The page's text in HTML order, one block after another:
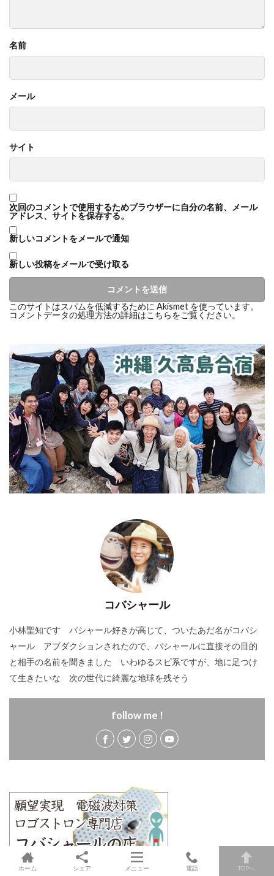
名前
メール
サイト
次回のコメントで使用するためブラウザーに自分の名前、メール
アドレス、サイトを保存する。
新しいコメントをメールで通知
新しい投稿をメールで受け取る
このサイトはスパムを低減するために Akismet を使っています。
コメントデータの処理方法の詳細はこちらをご覧ください。
コバシャール
小林聖知です バシャール好きが高じて、ついたあだ名がコバシ
ャール アブダクションされたので、バシャールに直接その目的
と相手の名前を聞きました いわゆるスピ系ですが、地に足つけ
て生きたいな 次の世代に綺麗な地球を残そう
follow me !
ホーム シェア メニュー 電話 TOPへ